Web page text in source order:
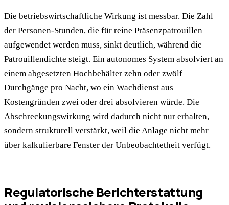
Die betriebswirtschaftliche Wirkung ist messbar. Die Zahl
der Personen-Stunden, die für reine Präsenzpatrouillen
aufgewendet werden muss, sinkt deutlich, während die
Patrouillendichte steigt. Ein autonomes System absolviert an
einem abgesetzten Hochbehälter zehn oder zwölf
Durchgänge pro Nacht, wo ein Wachdienst aus
Kostengründen zwei oder drei absolvieren würde. Die
Abschreckungswirkung wird dadurch nicht nur erhalten,
sondern strukturell verstärkt, weil die Anlage nicht mehr
über kalkulierbare Fenster der Unbeobachtetheit verfügt.
Regulatorische Berichterstattung